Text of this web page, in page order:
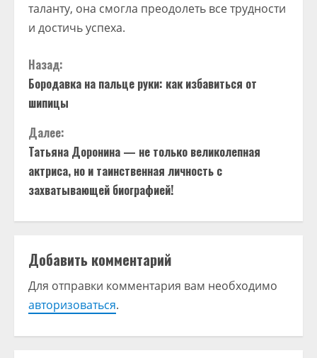
таланту, она смогла преодолеть все трудности
и достичь успеха.
П
р
о
д
о
л
ж
и
т
ь
Назад:
Бородавка на пальце руки: как избавиться от
шипицы
Далее:
Татьяна Доронина — не только великолепная
актриса, но и таинственная личность с
захватывающей биографией!
Добавить комментарий
Для отправки комментария вам необходимо
авторизоваться.